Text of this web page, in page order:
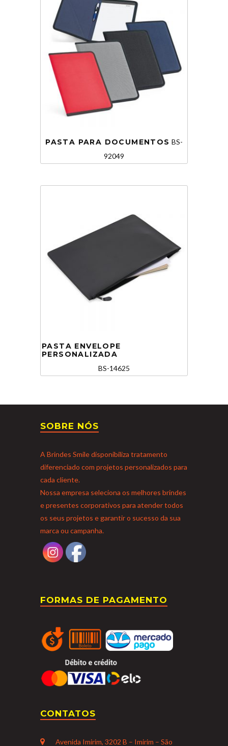
PASTA PARA DOCUMENTOS BS-
92049
PASTA ENVELOPE
PERSONALIZADA
BS-14625
SOBRE NÓS
A Brindes Smile disponibiliza tratamento
diferenciado com projetos personalizados para
cada cliente.
Nossa empresa seleciona os melhores brindes
e presentes corporativos para atender todos
os seus projetos e garantir o sucesso da sua
marca ou campanha.
FORMAS DE PAGAMENTO
CONTATOS
Avenida Imirim, 3202 B – Imirim – São